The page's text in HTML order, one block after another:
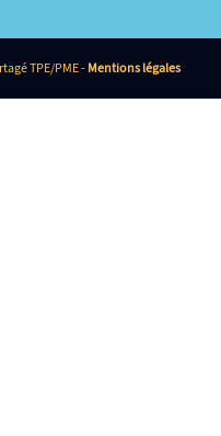
TPE/PME -Mentions légales